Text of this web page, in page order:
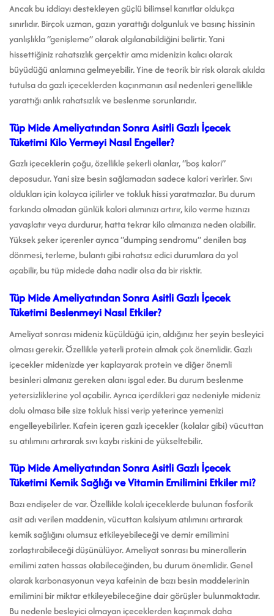
Ancak bu iddiayı destekleyen güçlü bilimsel kanıtlar oldukça
sınırlıdır. Birçok uzman, gazın yarattığı dolgunluk ve basınç hissinin
yanlışlıkla “genişleme” olarak algılanabildiğini belirtir. Yani
hissettiğiniz rahatsızlık gerçektir ama midenizin kalıcı olarak
büyüdüğü anlamına gelmeyebilir. Yine de teorik bir risk olarak akılda
tutulsa da gazlı içeceklerden kaçınmanın asıl nedenleri genellikle
yarattığı anlık rahatsızlık ve beslenme sorunlarıdır.
Tüp Mide Ameliyatından Sonra Asitli Gazlı İçecek
Tüketimi Kilo Vermeyi Nasıl Engeller?
Gazlı içeceklerin çoğu, özellikle şekerli olanlar, “boş kalori”
deposudur. Yani size besin sağlamadan sadece kalori verirler. Sıvı
oldukları için kolayca içilirler ve tokluk hissi yaratmazlar. Bu durum
farkında olmadan günlük kalori alımınızı artırır, kilo verme hızınızı
yavaşlatır veya durdurur, hatta tekrar kilo almanıza neden olabilir.
Yüksek şeker içerenler ayrıca “dumping sendromu” denilen baş
dönmesi, terleme, bulantı gibi rahatsız edici durumlara da yol
açabilir, bu tüp midede daha nadir olsa da bir risktir.
Tüp Mide Ameliyatından Sonra Asitli Gazlı İçecek
Tüketimi Beslenmeyi Nasıl Etkiler?
Ameliyat sonrası mideniz küçüldüğü için, aldığınız her şeyin besleyici
olması gerekir. Özellikle yeterli protein almak çok önemlidir. Gazlı
içecekler midenizde yer kaplayarak protein ve diğer önemli
besinleri almanız gereken alanı işgal eder. Bu durum beslenme
yetersizliklerine yol açabilir. Ayrıca içerdikleri gaz nedeniyle mideniz
dolu olmasa bile size tokluk hissi verip yeterince yemenizi
engelleyebilirler. Kafein içeren gazlı içecekler (kolalar gibi) vücuttan
su atılımını artırarak sıvı kaybı riskini de yükseltebilir.
Tüp Mide Ameliyatından Sonra Asitli Gazlı İçecek
Tüketimi Kemik Sağlığı ve Vitamin Emilimini Etkiler mi?
Bazı endişeler de var. Özellikle kolalı içeceklerde bulunan fosforik
asit adı verilen maddenin, vücuttan kalsiyum atılımını artırarak
kemik sağlığını olumsuz etkileyebileceği ve demir emilimini
zorlaştırabileceği düşünülüyor. Ameliyat sonrası bu minerallerin
emilimi zaten hassas olabileceğinden, bu durum önemlidir. Genel
olarak karbonasyonun veya kafeinin de bazı besin maddelerinin
emilimini bir miktar etkileyebileceğine dair görüşler bulunmaktadır.
Bu nedenle besleyici olmayan içeceklerden kaçınmak daha